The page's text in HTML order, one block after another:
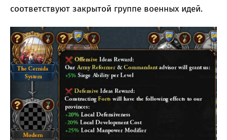
соответствуют закрытой группе военных идей.